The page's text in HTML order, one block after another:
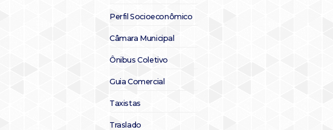
Perfil Socioeconômico
Câmara Municipal
Ônibus Coletivo
Guia Comercial
Taxistas
Traslado